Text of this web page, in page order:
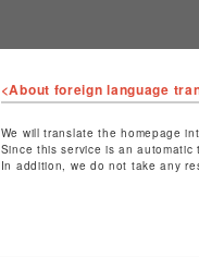
<About foreign language
We will translate the homepage
Since this service is an
In addition, we do not take any